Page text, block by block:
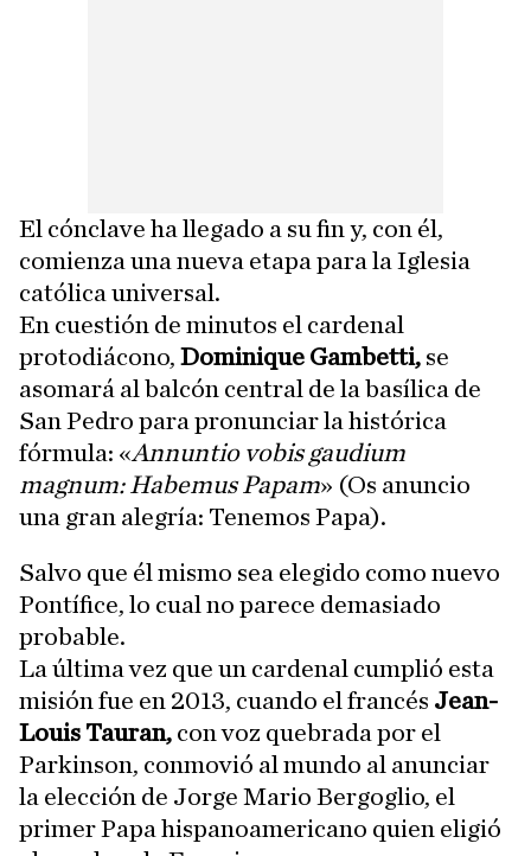
El cónclave ha llegado a su fin y, con él,
comienza una nueva etapa para la Iglesia
católica universal.
En cuestión de minutos el cardenal
protodiácono, Dominique Gambetti, se
asomará al balcón central de la basílica de
San Pedro para pronunciar la histórica
fórmula: «Annuntio vobis gaudium
magnum: Habemus Papam» (Os anuncio
una gran alegría: Tenemos Papa).
Salvo que él mismo sea elegido como nuevo
Pontífice, lo cual no parece demasiado
probable.
La última vez que un cardenal cumplió esta
misión fue en 2013, cuando el francés Jean-
Louis Tauran, con voz quebrada por el
Parkinson, conmovió al mundo al anunciar
la elección de Jorge Mario Bergoglio, el
primer Papa hispanoamericano quien eligió